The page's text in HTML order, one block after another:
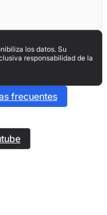
los datos. Su
responsabilidad de la
frecuentes